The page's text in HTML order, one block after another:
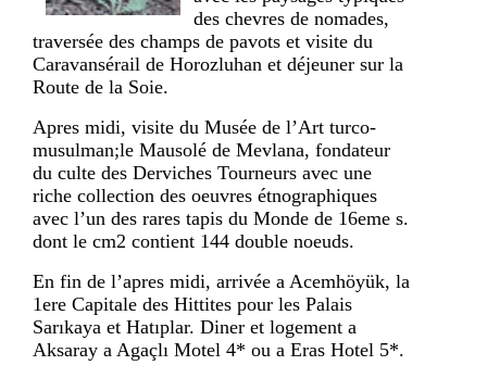
des chevres de nomades,
traversée des champs de pavots et visite du
Caravansérail de Horozluhan et déjeuner sur la
Route de la Soie.
Apres midi, visite du Musée de l’Art turco-
musulman;le Mausolé de Mevlana, fondateur
du culte des Derviches Tourneurs avec une
riche collection des oeuvres étnographiques
avec l’un des rares tapis du Monde de 16eme s.
dont le cm2 contient 144 double noeuds.
En fin de l’apres midi, arrivée a Acemhöyük, la
1ere Capitale des Hittites pour les Palais
Sarıkaya et Hatıplar. Diner et logement a
Aksaray a Agaçlı Motel 4* ou a Eras Hotel 5*.